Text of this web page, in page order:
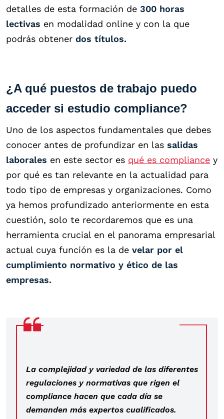
detalles de esta formación de 300 horas
lectivas en modalidad online y con la que
podrás obtener dos títulos.
¿A qué puestos de trabajo puedo
acceder si estudio compliance?
Uno de los aspectos fundamentales que debes
conocer antes de profundizar en las salidas
laborales en este sector es qué es compliance y
por qué es tan relevante en la actualidad para
todo tipo de empresas y organizaciones. Como
ya hemos profundizado anteriormente en esta
cuestión, solo te recordaremos que es una
herramienta crucial en el panorama empresarial
actual cuya función es la de velar por el
cumplimiento normativo y ético de las
empresas.
La complejidad y variedad de las diferentes
regulaciones y normativas que rigen el
compliance hacen que cada día se
demanden más expertos cualificados.